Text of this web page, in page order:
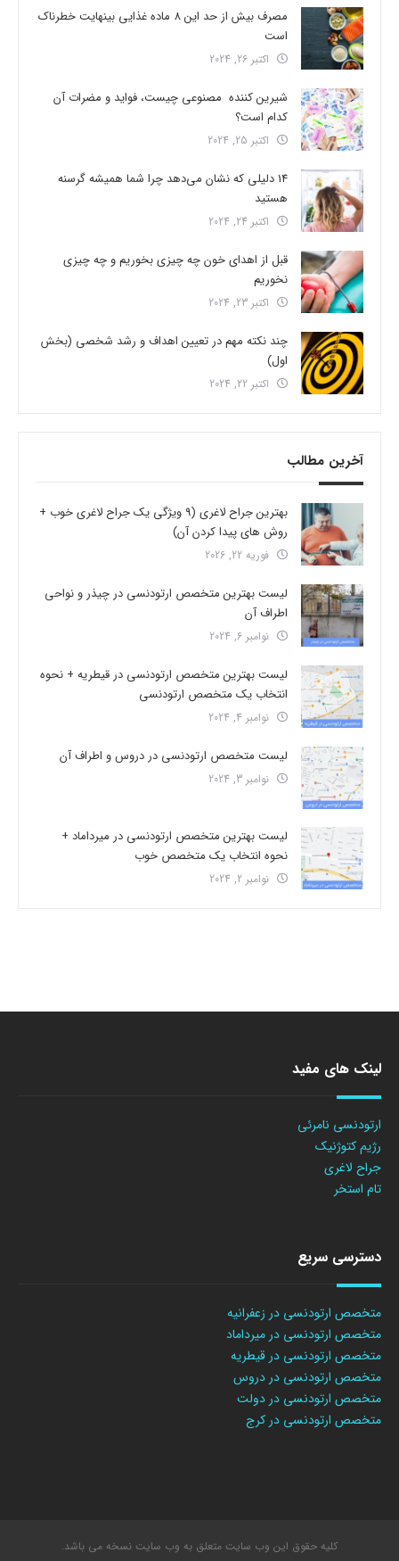
مصرف بیش از حد این 8 ماده غذایی بینهایت خطرناک
است
اکتبر 26, 2024
شیرین کننده مصنوعی چیست، فواید و مضرات آن
کدام است؟
اکتبر 25, 2024
14 دلیلی که نشان می‌دهد چرا شما همیشه گرسنه
هستید
اکتبر 24, 2024
قبل از اهدای خون چه چیزی بخوریم و چه چیزی
نخوریم
اکتبر 23, 2024
چند نکته مهم در تعیین اهداف و رشد شخصی (بخش
اول)
اکتبر 22, 2024
آخرین مطالب
بهترین جراح لاغری (9 ویژگی یک جراح لاغری خوب +
روش های پیدا کردن آن)
فوریه 22, 2026
لیست بهترین متخصص ارتودنسی در چیذر و نواحی
اطراف آن
نوامبر 6, 2024
لیست بهترین متخصص ارتودنسی در قیطریه + نحوه
انتخاب یک متخصص ارتودنسی
نوامبر 4, 2024
لیست متخصص ارتودنسی در دروس و اطراف آن
نوامبر 3, 2024
لیست بهترین متخصص ارتودنسی در میرداماد +
نحوه انتخاب یک متخصص خوب
نوامبر 2, 2024
لینک های مفید
ارتودنسی نامرئی
رژیم کتوژنیک
جراح لاغری
تام استخر
دسترسی سریع
متخصص ارتودنسی در زعفرانیه
متخصص ارتودنسی در میرداماد
متخصص ارتودنسی در قیطریه
متخصص ارتودنسی در دروس
متخصص ارتودنسی در دولت
متخصص ارتودنسی در کرج
کلیه حقوق این وب سایت متعلق به وب سایت نسخه می باشد.